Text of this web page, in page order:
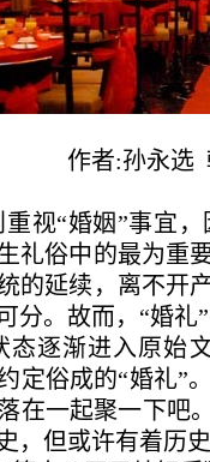
作者:孙永
视“婚姻”事宜
礼俗中的最为重
的延续，离不开
分。故而，“婚
态逐渐进入原始
定俗成的“婚礼”
在一起聚一下吧
，但或许有着历